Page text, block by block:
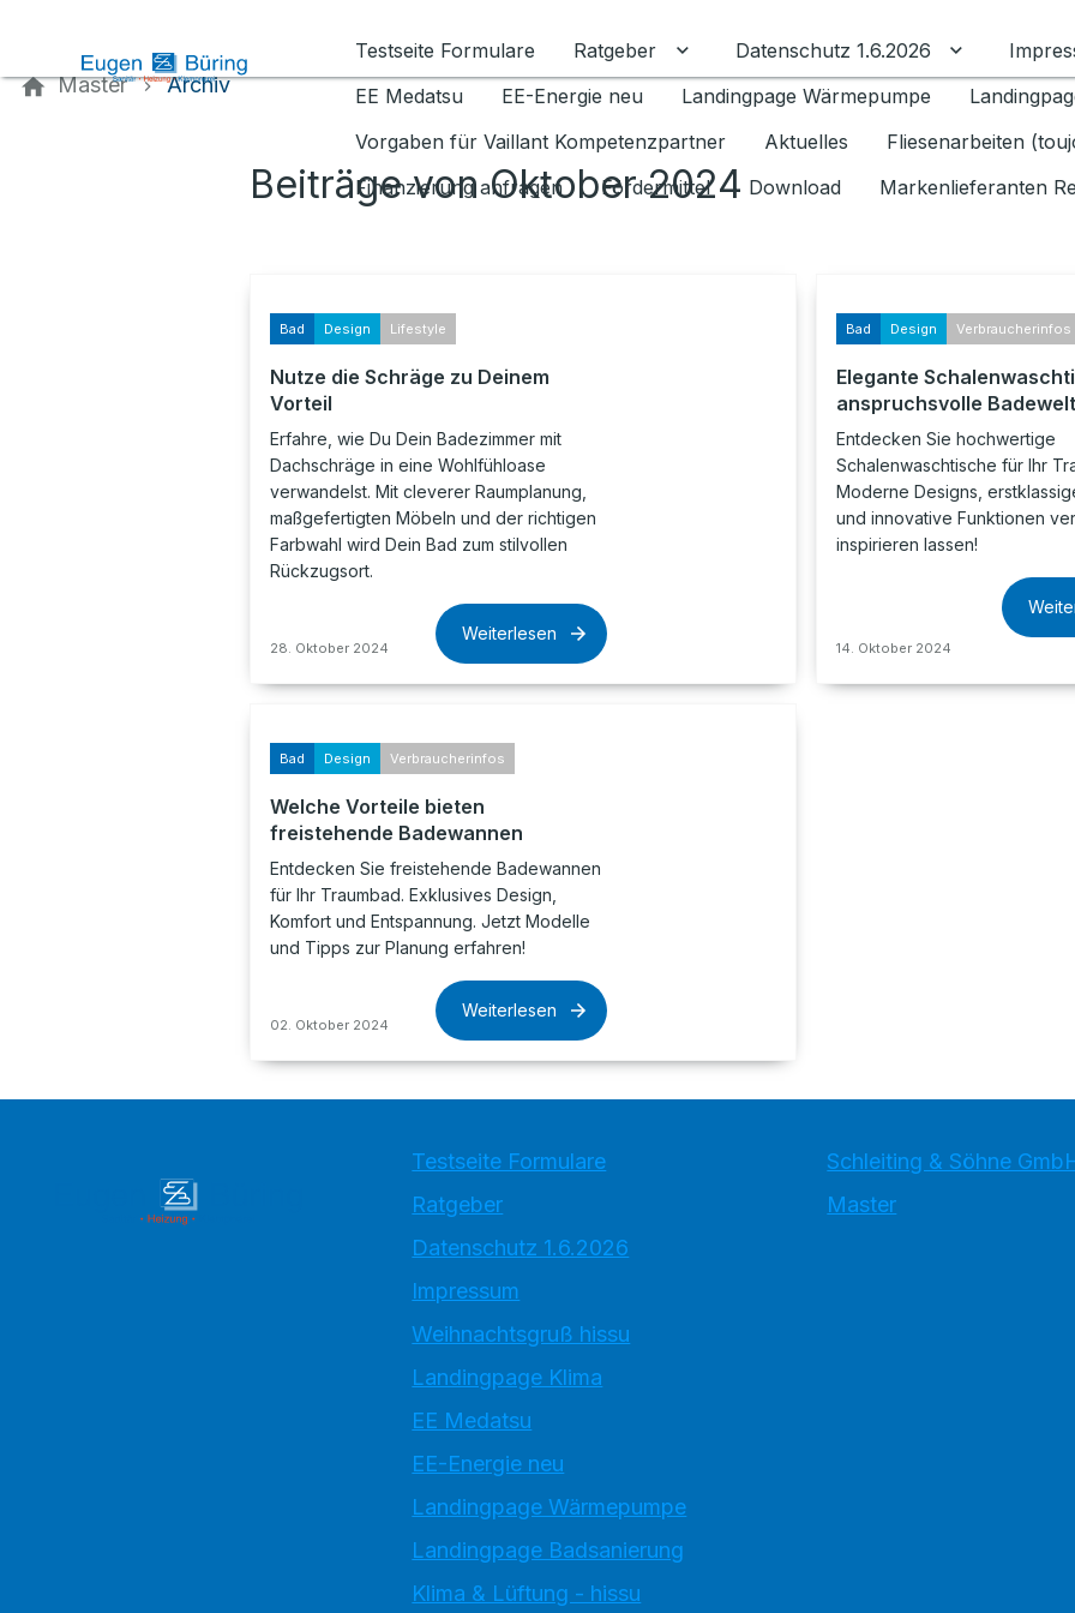
Testseite Formulare
Ratgeber Untermenü für Ratgeber umschalten
Datenschutz 1.6.2026 Untermenü
EE Medatsu
EE-Energie neu Landingpage Wärmepumpe
Vorgaben für Vaillant Kompetenzpartner
Aktuelles Fliesenarbeiten
Finanzierung anfragen
Fördermittel Download Markenlieferanten
Master Archiv
Beiträge von Oktober 2024
Bad Design Lifestyle
Nutze die Schräge zu Deinem
Vorteil
Erfahre, wie Du Dein Badezimmer mit
Dachschräge in eine Wohlfühloase
verwandelst. Mit cleverer Raumplanung,
maßgefertigten Möbeln und der richtigen
Farbwahl wird Dein Bad zum stilvollen
Rückzugsort.
28. Oktober 2024
Weiterlesen
Bad Design Verbraucherinfos
Elegante
anspruchsvolle
Entdecken Sie hochwertige
Schalenwaschtische für Ihr
Moderne Designs,
und innovative Funktionen
inspirieren lassen!
14. Oktober 2024
Bad Design Verbraucherinfos
Welche Vorteile bieten
freistehende Badewannen
Entdecken Sie freistehende Badewannen
für Ihr Traumbad. Exklusives Design,
Komfort und Entspannung. Jetzt Modelle
und Tipps zur Planung erfahren!
02. Oktober 2024
Weiterlesen
Testseite Formulare
Ratgeber
Datenschutz 1.6.2026
Impressum
Weihnachtsgruß hissu
Landingpage Klima
EE Medatsu
EE-Energie neu
Landingpage Wärmepumpe
Landingpage Badsanierung
Klima & Lüftung - hissu
Schleiting & Söhne
Master